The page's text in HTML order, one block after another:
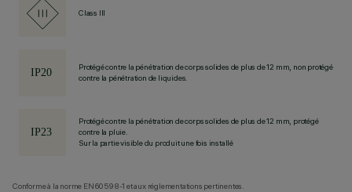
Class III
Protégé contre la pénétration de corps solides de plus de 12 mm, non protégé
contre la pénétration de liquides.
Protégé contre la pénétration de corps solides de plus de 12 mm, protégé
contre la pluie.
Sur la partie visible du produit une fois installé
Conforme à la norme EN60598-1 et aux réglementations pertinentes.